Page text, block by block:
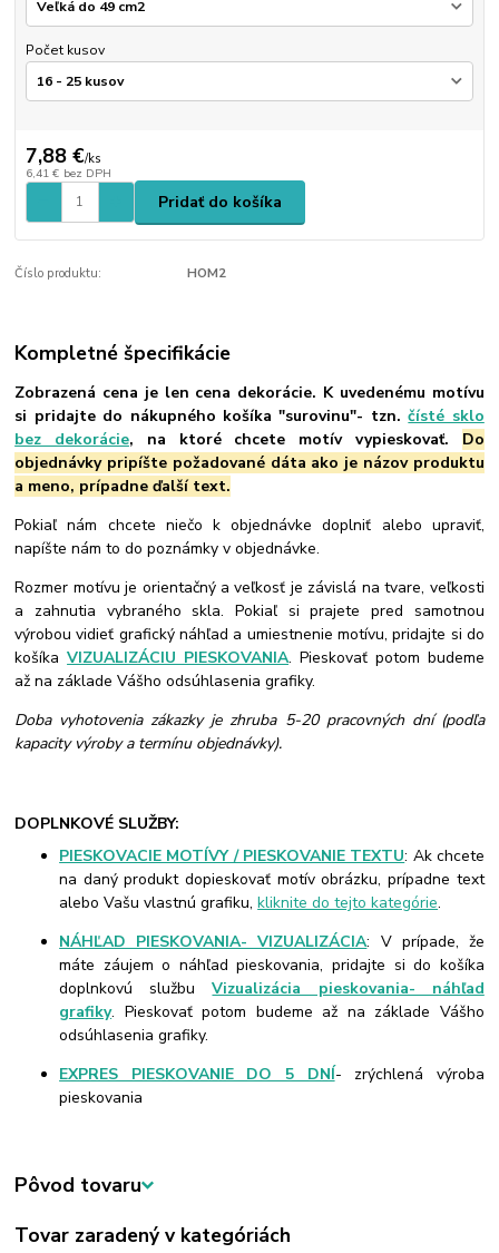
Počet kusov
7,88 €/ks
6,41 € bez DPH
Pridať do košíka
Číslo produktu: HOM2
Kompletné špecifikácie
Zobrazená cena je len cena dekorácie. K uvedenému motívu
si pridajte do nákupného košíka "surovinu"- tzn.čísté sklo
bez dekorácie, na ktoré chcete motív vypieskovať. Do
objednávky pripíšte požadované dáta ako je názov produktu
a meno, prípadne ďalší text.
Pokiaľ nám chcete niečo k objednávke doplniť alebo upraviť,
napíšte nám to do poznámky v objednávke.
Rozmer motívu je orientačný a veľkosť je závislá na tvare, veľkosti
a zahnutia vybraného skla. Pokiaľ si prajete pred samotnou
výrobou vidieť grafický náhľad a umiestnenie motívu, pridajte si do
košíkaVIZUALIZÁCIU PIESKOVANIA. Pieskovať potom budeme
až na základe Vášho odsúhlasenia grafiky.
Doba vyhotovenia zákazky je zhruba 5-20 pracovných dní (podľa
kapacity výroby a termínu objednávky).
DOPLNKOVÉ SLUŽBY:
PIESKOVACIE MOTÍVY / PIESKOVANIE TEXTU: Ak chcete
na daný produkt dopieskovať motív obrázku, prípadne text
alebo Vašu vlastnú grafiku,kliknite do tejto kategórie.
NÁHĽAD PIESKOVANIA- VIZUALIZÁCIA: V prípade, že
máte záujem o náhľad pieskovania, pridajte si do košíka
doplnkovú službuVizualizácia pieskovania- náhľad
grafiky. Pieskovať potom budeme až na základe Vášho
odsúhlasenia grafiky.
EXPRES PIESKOVANIE DO 5 DNÍ- zrýchlená výroba
pieskovania
Pôvod tovaru
Tovar zaradený v kategóriách